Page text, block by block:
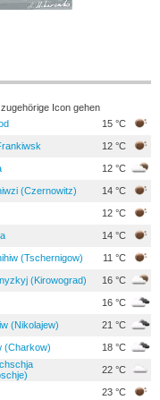
Icon gehen
15 °C
12 °C
12 °C
(Czernowitz) 14 °C
12 °C
14 °C
(Tschernigow) 11 °C
(Kirowograd) 16 °C
16 °C
(Nikolajew) 21 °C
(Charkow) 18 °C
22 °C
23 °C